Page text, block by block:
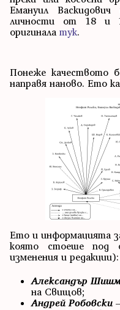
Емануил
личности от 18 и
оригинала тук.
Понеже качеството
направя наново. Ето
Ето и информацията
която стоеше под
изменения и редакции):
Александър
на Свищов;
Андрей Робовски